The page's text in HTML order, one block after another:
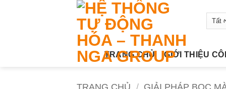
TRANG CHỦ
GIỚI THIỆU
TRANG CHỦ / GIẢI PHÁP BỌC